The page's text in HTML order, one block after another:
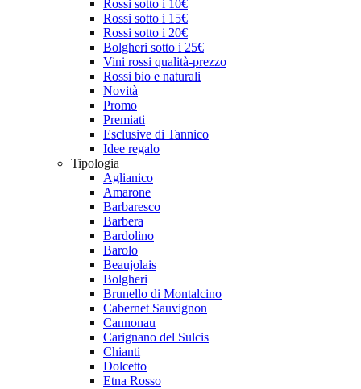
Rossi sotto i 10€
Rossi sotto i 15€
Rossi sotto i 20€
Bolgheri sotto i 25€
Vini rossi qualità-prezzo
Rossi bio e naturali
Novità
Promo
Premiati
Esclusive di Tannico
Idee regalo
Tipologia
Aglianico
Amarone
Barbaresco
Barbera
Bardolino
Barolo
Beaujolais
Bolgheri
Brunello di Montalcino
Cabernet Sauvignon
Cannonau
Carignano del Sulcis
Chianti
Dolcetto
Etna Rosso